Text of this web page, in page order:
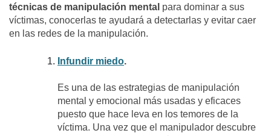
técnicas de manipulación mental para dominar a sus
víctimas, conocerlas te ayudará a detectarlas y evitar caer
en las redes de la manipulación.
Infundir miedo.
Es una de las estrategias de manipulación
mental y emocional más usadas y eficaces
puesto que hace leva en los temores de la
víctima. Una vez que el manipulador descubre